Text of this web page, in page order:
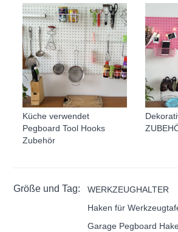
Küche verwendet
Pegboard Tool Hooks
Zubehör
Größe und Tag:
WERKZEUGHALTER
Haken für
Garage Pegboard